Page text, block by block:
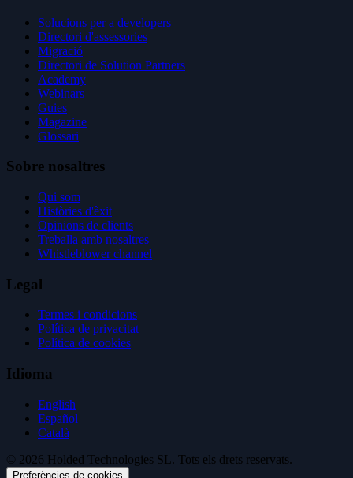
Solucions per a developers
Directori d'assessories
Migració
Directori de Solution Partners
Academy
Webinars
Guies
Magazine
Glossari
Sobre nosaltres
Qui som
Històries d'èxit
Opinions de clients
Treballa amb nosaltres
Whistleblower channel
Legal
Termes i condicions
Política de privacitat
Política de cookies
Idioma
English
Español
Català
© 2026 Holded Technologies SL. Tots els drets reservats.
Preferències de cookies